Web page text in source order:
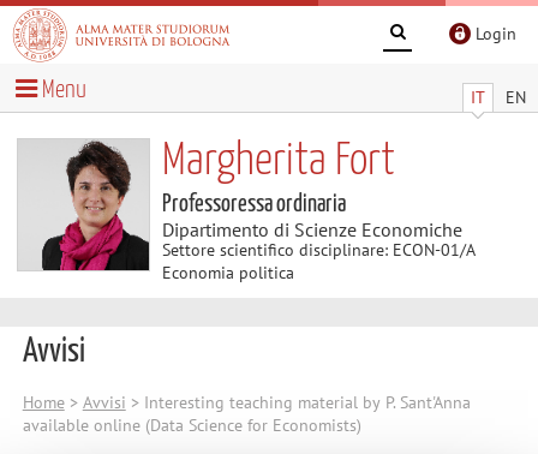
Login
IT EN
Menu
Margherita Fort
Professoressa ordinaria
Dipartimento di Scienze Economiche
Settore scientifico disciplinare: ECON-01/A
Economia politica
Avvisi
Home> Avvisi > Interesting teaching material by P. Sant'Anna
available online (Data Science for Economists)